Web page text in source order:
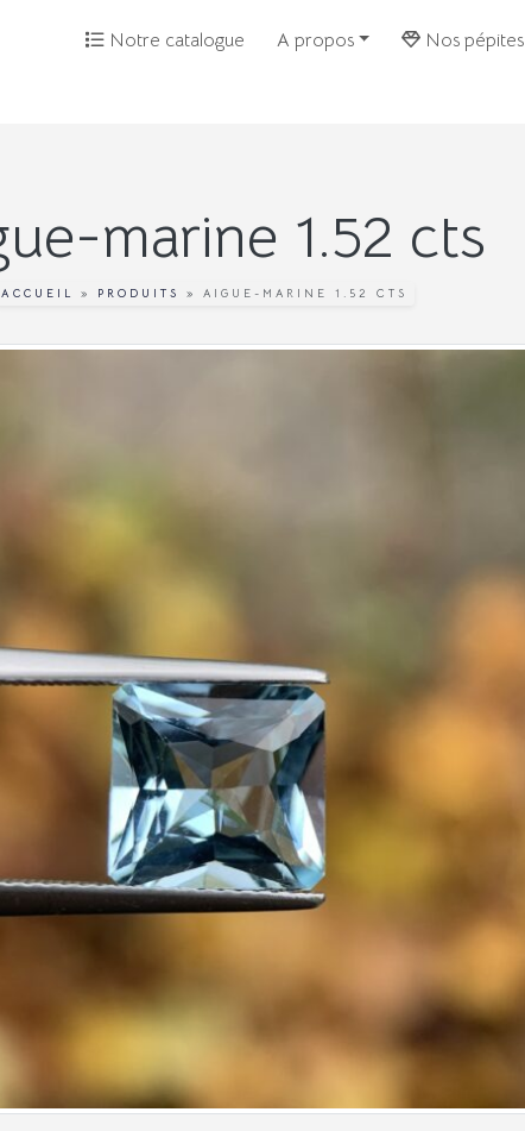
Notre catalogue A propos Nos pépites
marine 1.52 cts
ACCUEIL » PRODUITS » AIGUE-MARINE 1.52 CTS